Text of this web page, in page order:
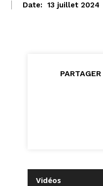
Date: 13 juillet 2024
Vidéos